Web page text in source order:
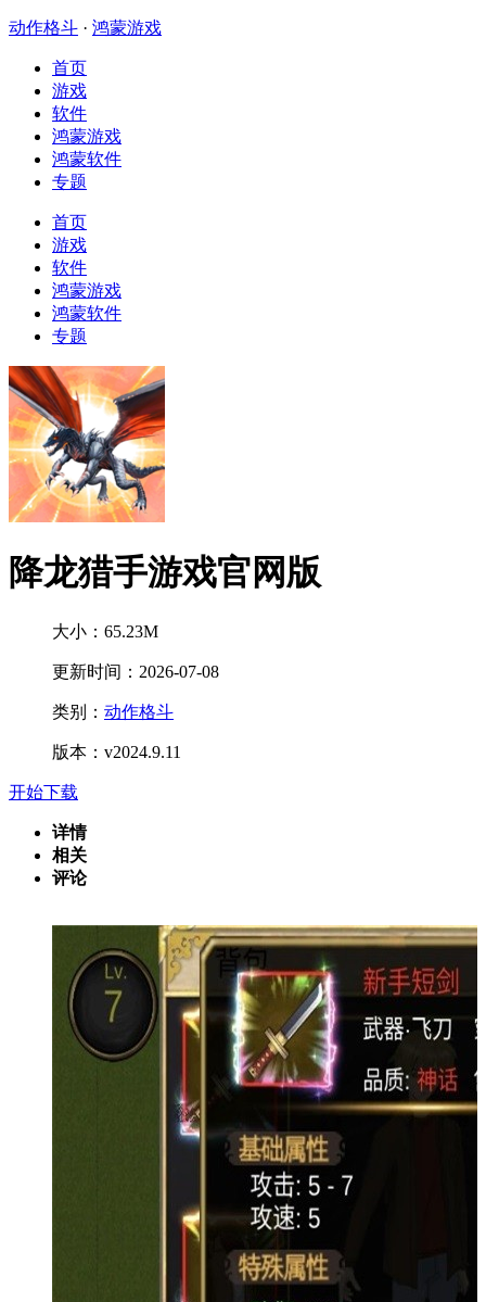
动作格斗 · 鸿蒙游戏
首页
游戏
软件
鸿蒙游戏
鸿蒙软件
专题
首页
游戏
软件
鸿蒙游戏
鸿蒙软件
专题
降龙猎手游戏官网版
大小：65.23M
更新时间：2026-07-08
类别： 动作格斗
版本：v2024.9.11
开始下载
详情
相关
评论